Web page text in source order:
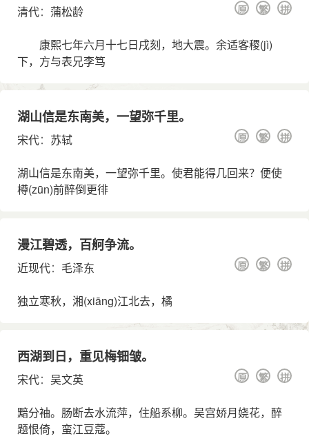
清代： 蒲松龄 拼
繁
原
康熙七年六月十七日戌刻，地大震。余适客稷(jì)
下，方与表兄李笃
湖山信是东南美，一望弥千里。
宋代： 苏轼 拼
繁
原
湖山信是东南美，一望弥千里。使君能得几回来？便使
樽(zūn)前醉倒更徘
漫江碧透，百舸争流。
近现代： 毛泽东 拼
繁
原
独立寒秋，湘(xiāng)江北去，橘
西湖到日，重见梅钿皱。
宋代： 吴文英 拼
繁
原
黯分袖。肠断去水流萍，住船系柳。吴宫娇月娆花，醉
题恨倚，蛮江豆蔻。